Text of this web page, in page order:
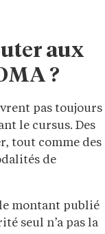
aux
?
pas toujours
le cursus. Des
tout comme des
de
montant publié
seul n’a pas la